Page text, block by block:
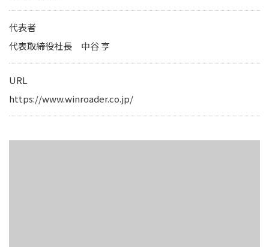
物流事業子会社
代表者
代表取締役社長 中谷 亨
URL
https://www.winroader.co.jp/